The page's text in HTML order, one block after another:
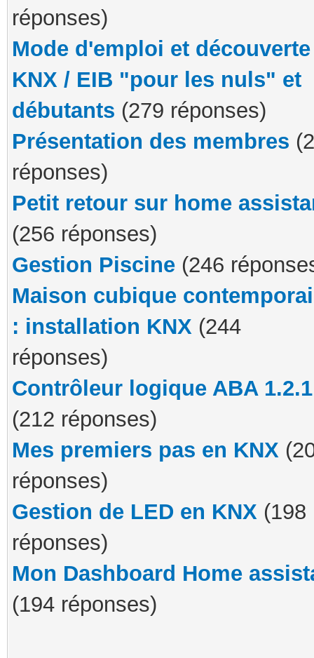
réponses)
Mode d'emploi et
KNX / EIB "pour les nuls" et
débutants (279 réponses)
Présentation des membres
réponses)
Petit retour sur home
(256 réponses)
Gestion Piscine (246
Maison cubique
: installation KNX (244
réponses)
Contrôleur logique ABA 1.2.1
(212 réponses)
Mes premiers pas en KNX
réponses)
Gestion de LED en KNX (198
réponses)
Mon Dashboard Home
(194 réponses)